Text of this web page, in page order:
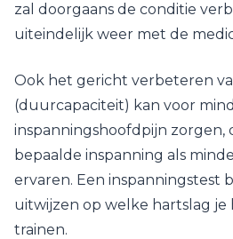
zal doorgaans de conditie
uiteindelijk weer met de
Ook het gericht verbeteren
(duurcapaciteit) kan voor
inspanningshoofdpijn zorgen,
bepaalde inspanning als
ervaren. Een inspanningstest
uitwijzen op welke hartslag
trainen.